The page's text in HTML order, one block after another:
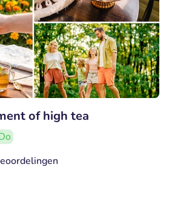
of high tea